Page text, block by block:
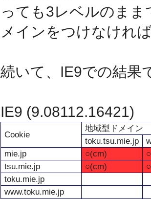
っても3レベルのま
メインをつけなけれ
続いて、IE9での結果
IE9 (9.08112.16421)
Cookie
地域型ドメイン
toku.tsu.mie.jp
mie.jp
○(cm)
tsu.mie.jp
○(cm)
toku.mie.jp
www.toku.mie.jp